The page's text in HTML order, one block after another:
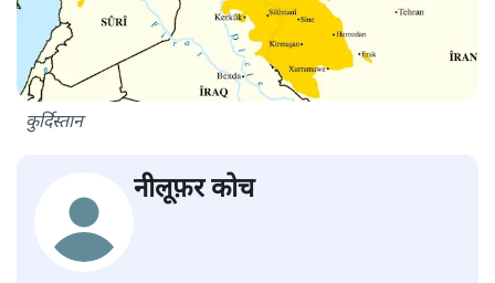
कुर्दिस्तान
नीलूफ़र कोच